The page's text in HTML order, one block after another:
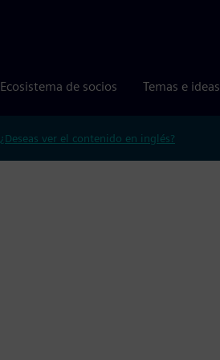
Ecosistema de socios Temas e ideas
¿Deseas ver el contenido en inglés?